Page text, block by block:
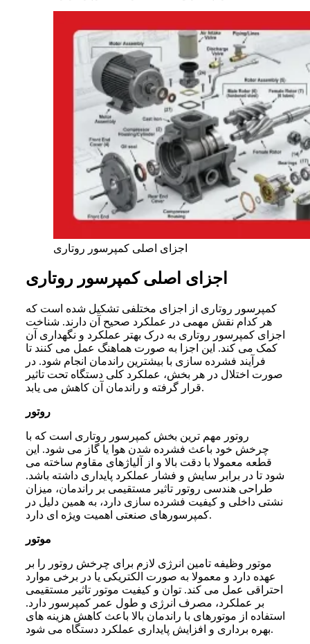
اجزای اصلی کمپرسور روتاری
اجزای اصلی کمپرسور روتاری
کمپرسور روتاری از اجزای مختلفی تشکیل شده است که
هر کدام نقش مهمی در عملکرد صحیح آن دارند. شناخت
اجزای کمپرسور روتاری به درک بهتر عملکرد و نگهداری آن
کمک می کند. این اجزا به صورت هماهنگ عمل می کنند تا
فرآیند فشرده سازی با بیشترین راندمان انجام شود. در
صورت اختلال در هر بخش، عملکرد کلی دستگاه تحت تاثیر
قرار گرفته و راندمان آن کاهش می یابد.
روتور
روتور مهم ترین بخش کمپرسور روتاری است که با
چرخش خود باعث فشرده شدن هوا یا گاز می شود. این
قطعه معمولا با دقت بالا و از آلیاژهای مقاوم ساخته می
شود تا در برابر سایش و فشار عملکرد پایداری داشته باشد.
طراحی هندسی روتور تاثیر مستقیمی بر راندمان، میزان
نشتی داخلی و کیفیت فشرده سازی دارد، به همین دلیل در
کمپرسورهای صنعتی اهمیت ویژه ای دارد.
موتور
موتور وظیفه تامین انرژی لازم برای چرخش روتور را بر
عهده دارد و معمولا به صورت الکتریکی یا در برخی موارد
احتراقی عمل می کند. توان و کیفیت موتور تاثیر مستقیمی
بر عملکرد، مصرف انرژی و طول عمر کمپرسور دارد.
استفاده از موتورهای با راندمان بالا باعث کاهش هزینه های
بهره برداری و افزایش پایداری عملکرد دستگاه می شود.